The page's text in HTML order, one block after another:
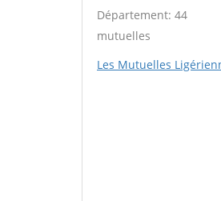
Département: 44
mutuelles
Les Mutuelles